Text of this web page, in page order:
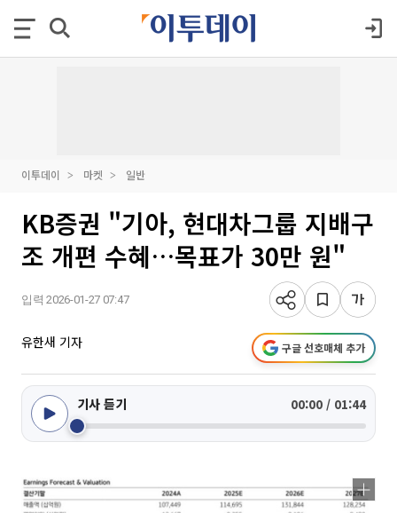
이투데이 마켓 일반
KB증권 "기아, 현대차그룹 지배구
조 개편 수혜…목표가 30만 원"
입력 2026-01-27 07:47
유한새 기자 구글 선호매체 추가
기사 듣기 00:00 / 01:44